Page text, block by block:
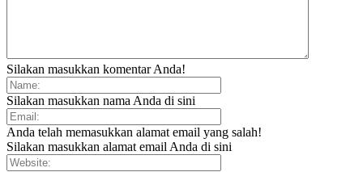
Silakan masukkan komentar Anda!
Silakan masukkan nama Anda di sini
Anda telah memasukkan alamat email yang salah!
Silakan masukkan alamat email Anda di sini